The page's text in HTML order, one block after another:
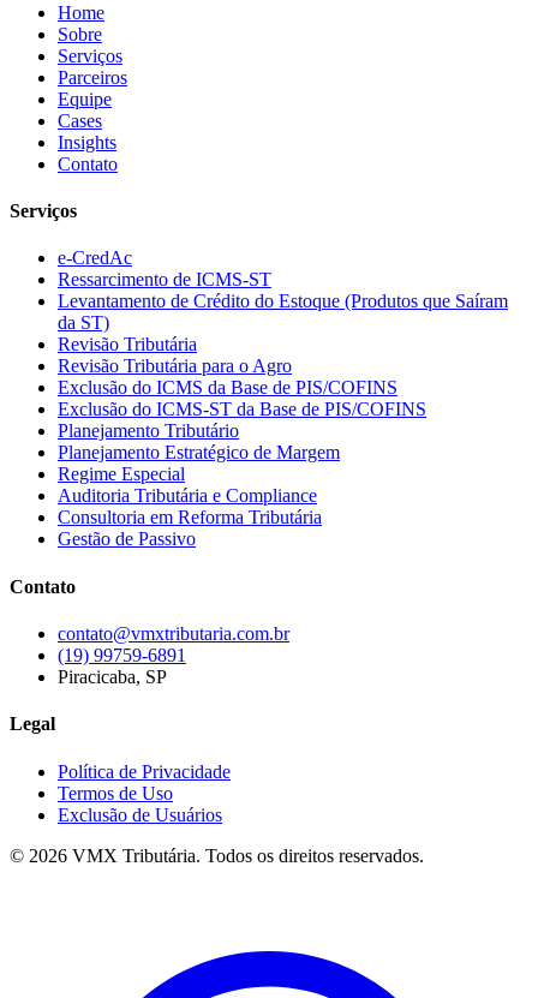
Home
Sobre
Serviços
Parceiros
Equipe
Cases
Insights
Contato
Serviços
e-CredAc
Ressarcimento de ICMS-ST
Levantamento de Crédito do Estoque (Produtos que Saíram
da ST)
Revisão Tributária
Revisão Tributária para o Agro
Exclusão do ICMS da Base de PIS/COFINS
Exclusão do ICMS-ST da Base de PIS/COFINS
Planejamento Tributário
Planejamento Estratégico de Margem
Regime Especial
Auditoria Tributária e Compliance
Consultoria em Reforma Tributária
Gestão de Passivo
Contato
contato@vmxtributaria.com.br
(19) 99759-6891
Piracicaba, SP
Legal
Política de Privacidade
Termos de Uso
Exclusão de Usuários
© 2026 VMX Tributária. Todos os direitos reservados.